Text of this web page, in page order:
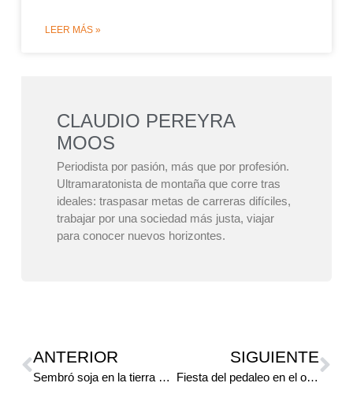
LEER MÁS »
CLAUDIO PEREYRA
MOOS
Periodista por pasión, más que por profesión.
Ultramaratonista de montaña que corre tras
ideales: traspasar metas de carreras difíciles,
trabajar por una sociedad más justa, viajar
para conocer nuevos horizontes.
ANTERIOR
Sembró soja en la tierra de la vid
SIGUIENTE
Fiesta del pedaleo en el oriente